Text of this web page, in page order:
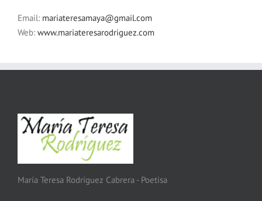
Email: mariateresamaya@gmail.com
Web: www.mariateresarodriguez.com
María Teresa Rodríguez Cabrera - Poetisa